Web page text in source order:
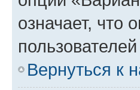
означает, что
Вернуться к